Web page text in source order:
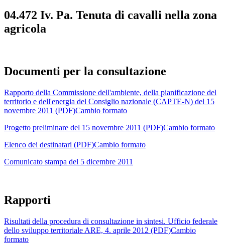
04.472 Iv. Pa. Tenuta di cavalli nella zona
agricola
Documenti per la consultazione
Rapporto della Commissione dell'ambiente, della pianificazione del
territorio e dell'energia del Consiglio nazionale (CAPTE-N) del 15
novembre 2011 (PDF)Cambio formato
Progetto preliminare del 15 novembre 2011 (PDF)Cambio formato
Elenco dei destinatari (PDF)Cambio formato
Comunicato stampa del 5 dicembre 2011
Rapporti
Risultati della procedura di consultazione in sintesi. Ufficio federale
dello sviluppo territoriale ARE, 4. aprile 2012 (PDF)Cambio
formato